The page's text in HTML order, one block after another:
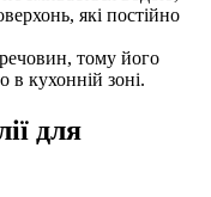
які постійно
тому його
в кухонній зоні.
для